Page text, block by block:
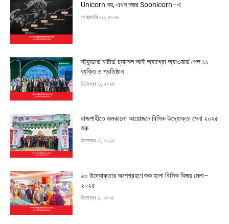
Unicorn নয়, এখন নজর Soonicorn–এ
ফেব্রুয়ারি ২৩, ২০২৬
স্ট্যান্ডার্ড চার্টার্ড-চ্যানেল আই অ্যাগ্রো অ্যাওয়ার্ড পেল ১১
ব্যক্তি ও প্রতিষ্ঠান
ডিসেম্বর ৩, ২০২৫
রাজশাহীতে জমকালো আয়োজনে বিসিক উদ্যোক্তা মেলা ২০২৫
শুরু
ডিসেম্বর ৩, ২০২৫
৬০ উদ্যোক্তার অংশগ্রহণে শুরু হলো বিসিক বিজয় মেলা–
২০২৫
ডিসেম্বর ১, ২০২৫